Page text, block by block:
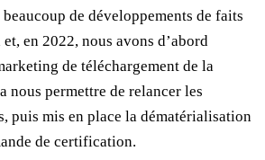
de développements de faits
en 2022, nous avons d’abord
de téléchargement de la
nous permettre de relancer les
puis mis en place la dématérialisation
de certification.